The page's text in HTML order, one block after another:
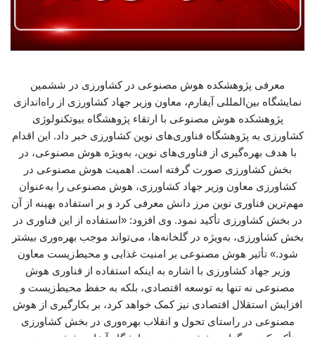
معرفی پژوهشکده هوش مصنوعی در کشاورزی در ششمین
نمایشگاه بین‌المللی آیفارم، معاون وزیر جهاد کشاورزی از راه‌اندازی
پژوهشکده هوش مصنوعی با ارتقاء پژوهشگاه بیوتکنولوژی
کشاورزی به پژوهشگاه فناوری‌های نوین کشاورزی خبر داد. این اقدام
با هدف بهره‌گیری از فناوری‌های نوین، به‌ویژه هوش مصنوعی، در
بخش کشاورزی صورت گرفته است. اهمیت هوش مصنوعی در
کشاورزی معاون وزیر جهاد کشاورزی، هوش مصنوعی را به‌عنوان
مهم‌ترین فناوری نوین مرز دانش معرفی کرد و بر استفاده بهینه از آن
در بخش کشاورزی تأکید نمود. وی افزود: «استفاده از این فناوری در
بخش کشاورزی، به‌ویژه در گلخانه‌ها، می‌تواند موجب بهره‌وری بیشتر
شود.» تأثیر هوش مصنوعی بر امنیت غذایی و محیط‌زیست معاون
وزیر جهاد کشاورزی با اشاره به اینکه استفاده از فناوری هوش
مصنوعی نه تنها به توسعه اقتصادی، بلکه به حفظ محیط‌زیست و
افزایش استقلال اقتصادی نیز کمک خواهد کرد، بر بکارگیری از هوش
مصنوعی در راستای تحول و انقلاب بهره‌وری در بخش کشاورزی